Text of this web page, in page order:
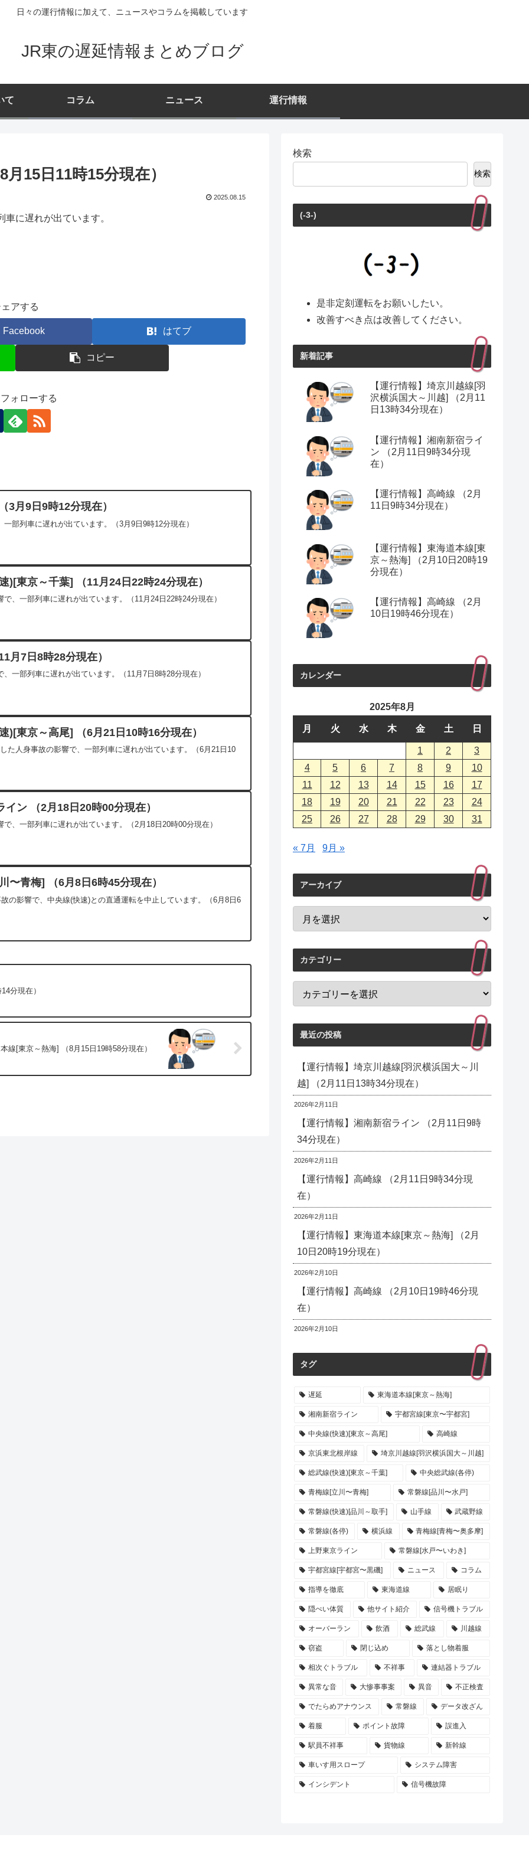
日々の運行情報に加えて、ニュースやコラムを掲載しています
JR東の遅延情報まとめブログ
て コラム ニュース 運行情報
15日11時15分現在）
2025.08.15
に遅れが出ています。
ェアする
Facebook はてブ
コピー
ォローする
3月9日9時12分現在）
部列車に遅れが出ています。（3月9日9時12分現在）
)[東京～千葉] （11月24日22時24分現在）
、一部列車に遅れが出ています。（11月24日22時24分現在）
月7日8時28分現在）
一部列車に遅れが出ています。（11月7日8時28分現在）
)[東京～高尾] （6月21日10時16分現在）
た人身事故の影響で、一部列車に遅れが出ています。（6月21日10
イン （2月18日20時00分現在）
、一部列車に遅れが出ています。（2月18日20時00分現在）
〜青梅] （6月8日6時45分現在）
の影響で、中央線(快速)との直通運転を中止しています。（6月8日6
分現在）
線[東京～熱海] （8月15日19時58分現在）
検索
検索
(-3-)
是非定刻運転をお願いしたい。
改善すべき点は改善してください。
新着記事
【運行情報】埼京川越線[羽
沢横浜国大～川越] （2月11
日13時34分現在）
【運行情報】湘南新宿ライ
ン （2月11日9時34分現
在）
【運行情報】高崎線 （2月
11日9時34分現在）
【運行情報】東海道本線[東
京～熱海] （2月10日20時19
分現在）
【運行情報】高崎線 （2月
10日19時46分現在）
カレンダー
2025年8月
月 火 水 木 金 土 日
1 2
3
4
5 6 7 8 9
10
11
12 13 14 15 16
17
18
19 20 21 22 23
24
25
26 27 28 29 30 31
« 7月 9月 »
アーカイブ
カテゴリー
最近の投稿
【運行情報】埼京川越線[羽沢横浜国大～川
越] （2月11日13時34分現在）
2026年2月11日
【運行情報】湘南新宿ライン （2月11日9時
34分現在）
2026年2月11日
【運行情報】高崎線 （2月11日9時34分現
在）
2026年2月11日
【運行情報】東海道本線[東京～熱海] （2月
10日20時19分現在）
2026年2月10日
【運行情報】高崎線 （2月10日19時46分現
在）
2026年2月10日
タグ
遅延 東海道本線[東京～熱海]
湘南新宿ライン 宇都宮線[東京〜宇都宮]
中央線(快速)[東京～高尾] 高崎線
京浜東北根岸線 埼京川越線[羽沢横浜国大～川越]
総武線(快速)[東京～千葉] 中央総武線(各停)
青梅線[立川〜青梅] 常磐線[品川〜水戸]
常磐線(快速)[品川～取手] 山手線 武蔵野線
常磐線(各停) 横浜線 青梅線[青梅〜奥多摩]
上野東京ライン 常磐線[水戸〜いわき]
宇都宮線[宇都宮〜黒磯] ニュース コラム
指導を徹底 東海道線 居眠り
隠ぺい体質 他サイト紹介 信号機トラブル
オーバーラン 飲酒 総武線 川越線
窃盗 閉じ込め 落とし物着服
相次ぐトラブル 不祥事 連結器トラブル
異常な音 大惨事事案 異音 不正検査
でたらめアナウンス 常磐線 データ改ざん
着服 ポイント故障 誤進入
駅員不祥事 貨物線 新幹線
車いす用スロープ システム障害
インシデント 信号機故障